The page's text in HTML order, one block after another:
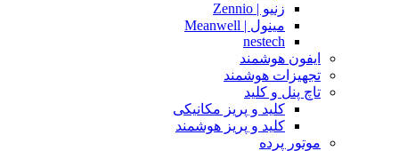
زنیو | Zennio
مینول | Meanwell
nestech
ایفون هوشمند
تجهیزات هوشمند
تاچ پنل و کلید
کلید و پریز مکانیکی
کلید و پریز هوشمند
موتور پرده